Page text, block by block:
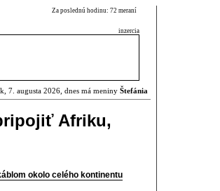
Za poslednú hodinu: 72 meraní
inzercia
7. augusta 2026, dnes má meniny Štefánia
Afriku,
okolo celého kontinentu